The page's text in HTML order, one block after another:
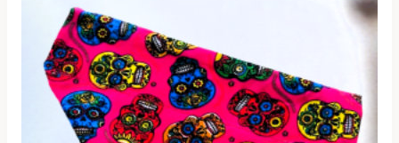
Optionen
können
Produktseite